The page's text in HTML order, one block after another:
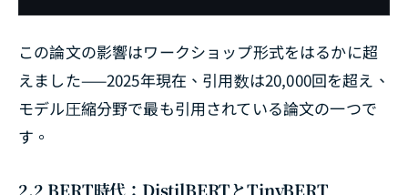
この論文の影響はワークショップ形式をはるかに超
えました——2025年現在、引用数は20,000回を超え、
モデル圧縮分野で最も引用されている論文の一つで
す。
2.2 BERT時代：DistilBERTとTinyBERT